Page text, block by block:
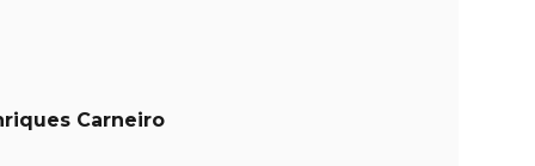
Carneiro